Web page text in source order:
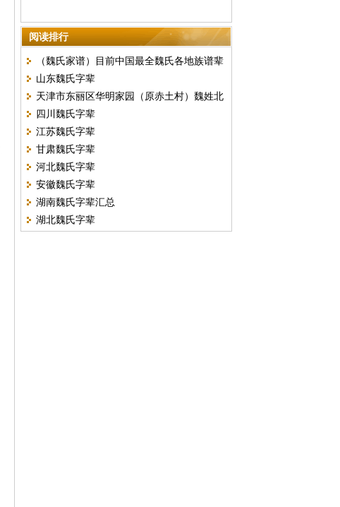
阅读排行
（魏氏家谱）目前中国最全魏氏各地族谱辈
份汇总
山东魏氏字辈
天津市东丽区华明家园（原赤土村）魏姓北
门字号排序
四川魏氏字辈
江苏魏氏字辈
甘肃魏氏字辈
河北魏氏字辈
安徽魏氏字辈
湖南魏氏字辈汇总
湖北魏氏字辈